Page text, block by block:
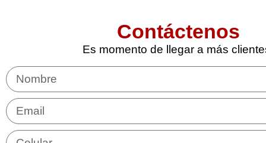
Contáctenos
Es momento de llegar a más